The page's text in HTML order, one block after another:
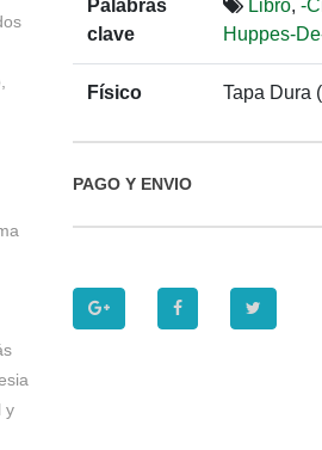
y
Palabras
clave
Libro, -
Huppes-
Físico Tapa Dura
PAGO Y ENVIO